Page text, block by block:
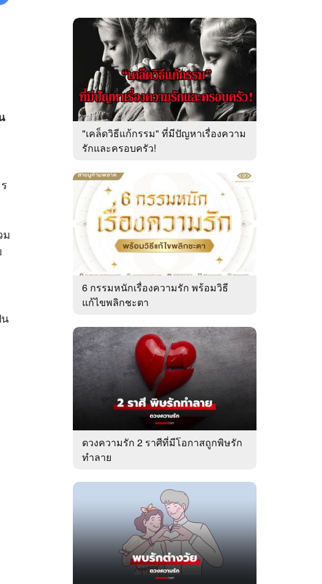
"เคล็ดวิธีแก้กรรม" ที่มีปัญหาเรื่องความ
รักและครอบครัว!
6 กรรมหนักเรื่องความรัก พร้อมวิธี
แก้ไขพลิกชะตา
ดวงความรัก 2 ราศีที่มีโอกาสถูกพิษรัก
ทำลาย